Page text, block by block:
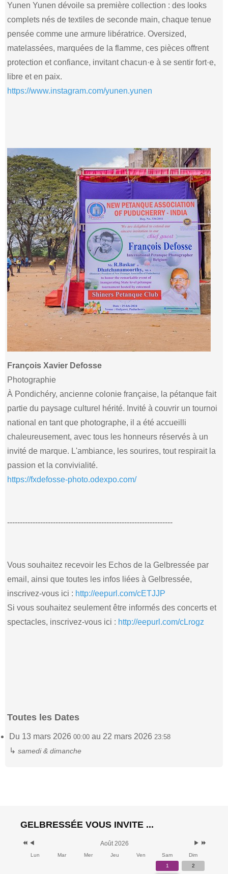
Yunen Yunen dévoile sa première collection : des looks
complets nés de textiles de seconde main, chaque tenue
pensée comme une armure libératrice. Oversized,
matelassées, marquées de la flamme, ces pièces offrent
protection et confiance, invitant chacun·e à se sentir fort·e,
libre et en paix.
https://www.instagram.com/yunen.yunen
François Xavier Defosse
Photographie
À Pondichéry, ancienne colonie française, la pétanque fait
partie du paysage culturel hérité. Invité à couvrir un tournoi
national en tant que photographe, il a été accueilli
chaleureusement, avec tous les honneurs réservés à un
invité de marque. L'ambiance, les sourires, tout respirait la
passion et la convivialité.
https://fxdefosse-photo.odexpo.com/
-----------------------------------------------------------------
Vous souhaitez recevoir les Echos de la Gelbressée par
email, ainsi que toutes les infos liées à Gelbressée,
inscrivez-vous ici : http://eepurl.com/cETJJP
Si vous souhaitez seulement être informés des concerts et
spectacles, inscrivez-vous ici : http://eepurl.com/cLrogz
Toutes les Dates
Du 13 mars 202600:00 au 22 mars 2026 23:58
↳samedi & dimanche
GELBRESSÉE VOUS INVITE ...
Août 2026
Lun Mar Mer Jeu Ven Sam
Dim
1
2